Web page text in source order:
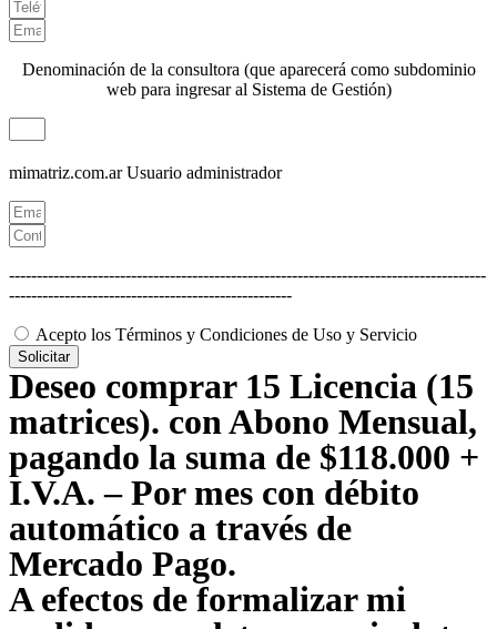
Denominación de la consultora (que aparecerá como subdominio
web para ingresar al Sistema de Gestión)
mimatriz.com.ar Usuario administrador
--------------------------------------------------------------------------------------
---------------------------------------------------
Acepto los Términos y Condiciones de Uso y Servicio
Solicitar
Deseo comprar 15 Licencia (15
matrices). con Abono Mensual,
pagando la suma de $118.000 +
I.V.A. – Por mes con débito
automático a través de
Mercado Pago.
A efectos de formalizar mi